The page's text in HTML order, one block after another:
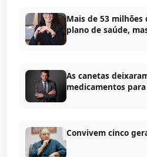
Mais de 53
plano de saúde,
As canetas
medicamentos
Convivem cinco